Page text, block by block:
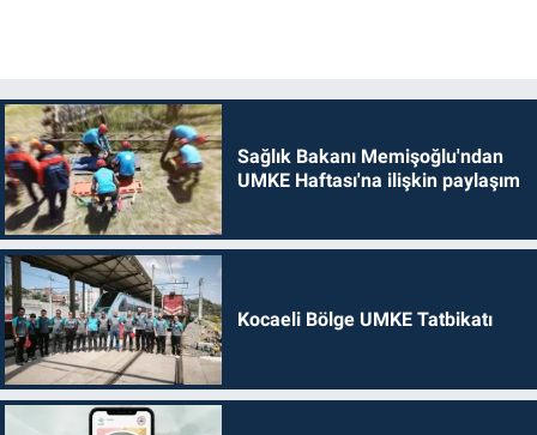
Sağlık Bakanı Memişoğlu'ndan
UMKE Haftası'na ilişkin paylaşım
Kocaeli Bölge UMKE Tatbikatı